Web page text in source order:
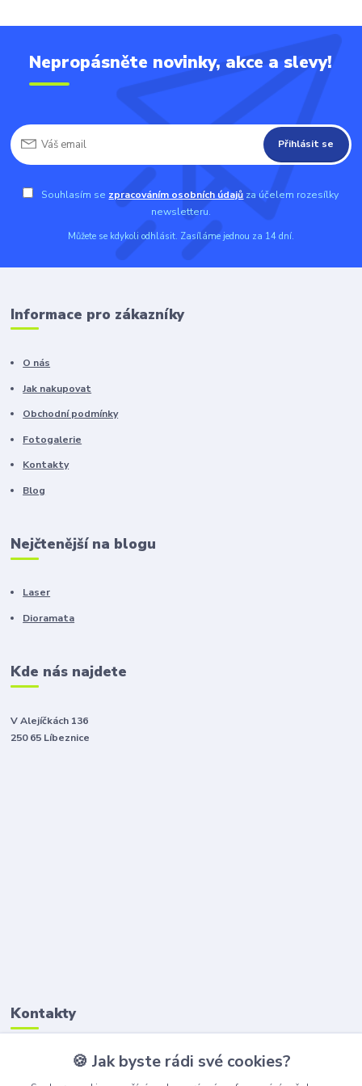
Nepropásněte novinky, akce a slevy!
Přihlásit se
Souhlasím se zpracováním osobních údajů za účelem rozesílky
newsletteru.
Můžete se kdykoli odhlásit. Zasíláme jednou za 14 dní.
Informace pro zákazníky
O nás
Jak nakupovat
Obchodní podmínky
Fotogalerie
Kontakty
Blog
Nejčtenější na blogu
Laser
Dioramata
Kde nás najdete
V Alejíčkách 136
250 65 Líbeznice
Kontakty
🍪 Jak byste rádi své cookies?